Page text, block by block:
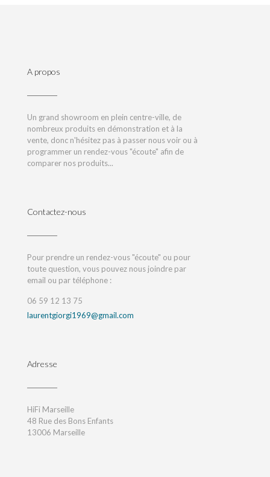
A propos
Un grand showroom en plein centre-ville, de
nombreux produits en démonstration et à la
vente, donc n'hésitez pas à passer nous voir ou à
programmer un rendez-vous "écoute" afin de
comparer nos produits...
Contactez-nous
Pour prendre un rendez-vous "écoute" ou pour
toute question, vous pouvez nous joindre par
email ou par téléphone :
06 59 12 13 75
laurentgiorgi1969@gmail.com
Adresse
HiFi Marseille
48 Rue des Bons Enfants
13006 Marseille